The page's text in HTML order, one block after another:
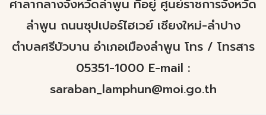
ศาลากลางจังหวัดลำพูน ที่อยู่ ศูนย์ราชการจังหวัด
ลำพูน ถนนซุปเปอร์ไฮเวย์ เชียงใหม่-ลำปาง
ตำบลศรีบัวบาน อำเภอเมืองลำพูน โทร / โทรสาร
05351-1000 E-mail :
saraban_lamphun@moi.go.th